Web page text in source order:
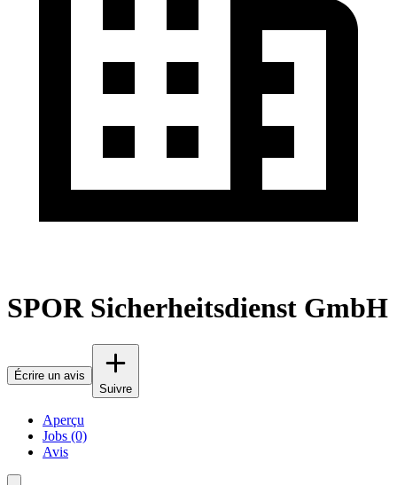
SPOR Sicherheitsdienst GmbH
Écrire un avis
Suivre
Aperçu
Jobs (0)
Avis